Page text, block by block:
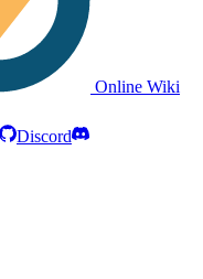
Online Wiki
Discord